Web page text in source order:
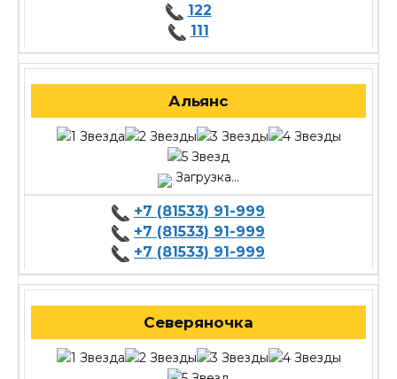
122
111
Альянс
Загрузка...
+7 (81533) 91-999
+7 (81533) 91-999
+7 (81533) 91-999
Северяночка